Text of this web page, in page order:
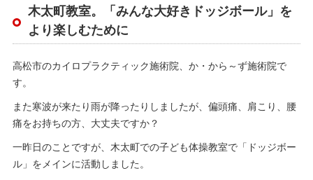
木太町教室。「みんな大好きドッジボール」を
より楽しむために
高松市のカイロプラクティック施術院、か・から～ず施術院で
す。
また寒波が来たり雨が降ったりしましたが、偏頭痛、肩こり、腰
痛をお持ちの方、大丈夫ですか？
一昨日のことですが、木太町での子ども体操教室で「ドッジボー
ル」をメインに活動しました。